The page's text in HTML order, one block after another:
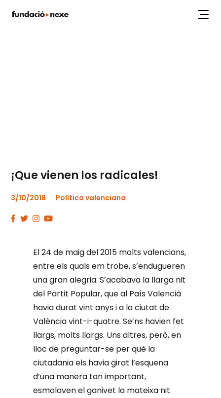
Labs Projectes Publicacions
¡Que vienen los radicales!
3/10/2018 Política valenciana
El 24 de maig del 2015 molts valencians,
entre els quals em trobe, s’endugueren
una gran alegria. S’acabava la llarga nit
del Partit Popular, que al País Valencià
havia durat vint anys i a la ciutat de
València vint-i-quatre. Se’ns havien fet
llargs, molts llargs. Uns altres, però, en
lloc de preguntar-se per què la
ciutadania els havia girat l’esquena
d’una manera tan important,
esmolaven el ganivet la mateixa nit